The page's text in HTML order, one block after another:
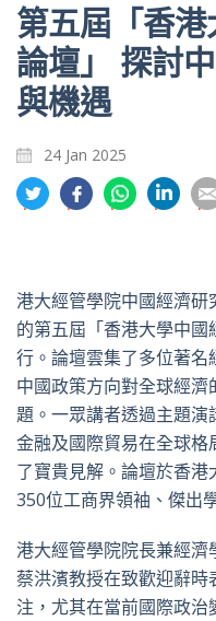
第五屆「香
論壇」 探討
與機遇
24 Jan 2025
分
享
特
分
享
書
享
享
英
享
郵
港大經管學院中國經濟
的第五屆「香港大學中
行。論壇雲集了多位著
中國政策方向對全球經
題。一眾講者透過主題演
金融及國際貿易在全球
了寶貴見解。論壇於香
350位工商界領袖、傑出
港大經管學院院長兼經
蔡洪濱教授在致歡迎辭
注，尤其在當前國際政